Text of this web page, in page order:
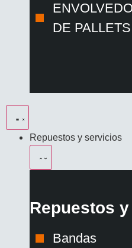
DE PALLETS
Repuestos y servicios
Repuestos
Bandas